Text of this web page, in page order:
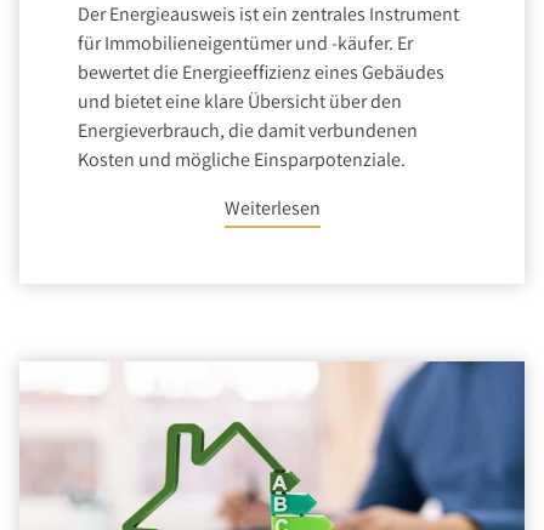
Der Energieausweis ist ein zentrales Instrument
für Immobilieneigentümer und -käufer. Er
bewertet die Energieeffizienz eines Gebäudes
und bietet eine klare Übersicht über den
Energieverbrauch, die damit verbundenen
Kosten und mögliche Einsparpotenziale.
Weiterlesen